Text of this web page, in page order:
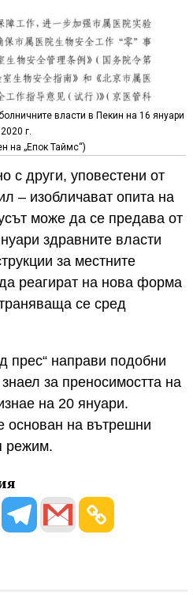
власти в Пекин на 16 януари
2020 г.
на „Епок Таймс“)
с други, уповестени от
– изобличават опита на
може да се предава от
здравните власти
за местните
реагират на нова форма
се сред
прес“ направи подобни
за преносимостта на
на 20 януари.
основан на вътрешни
режим.